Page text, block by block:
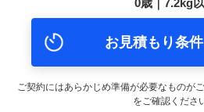
0歳｜7.2kg
お見積もり条
ご契約にはあらかじめ準備が必要なものが
をご確認くださ